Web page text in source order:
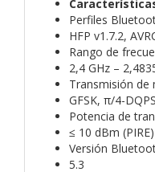
Perfiles
HFP v1.7.2,
Rango de
2,4 GHz –
Transmisión de
GFSK, π/4-
Potencia de
≤ 10 dBm (PIRE)
Versión
5.3